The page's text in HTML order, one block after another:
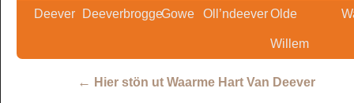
Deever DeeverbroggeGowe Oll’ndeeverOlde
Willem
← Hier stön ut Waarme Hart Van Deever